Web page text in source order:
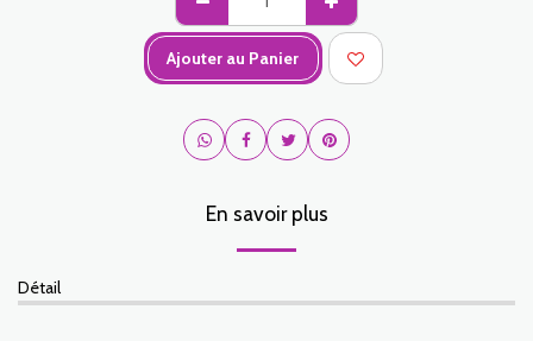
Ajouter au Panier
En savoir plus
Détail